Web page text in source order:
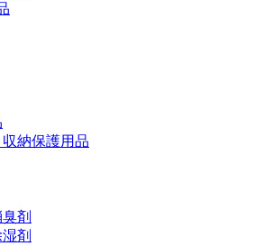
納保護用品
剤
剤